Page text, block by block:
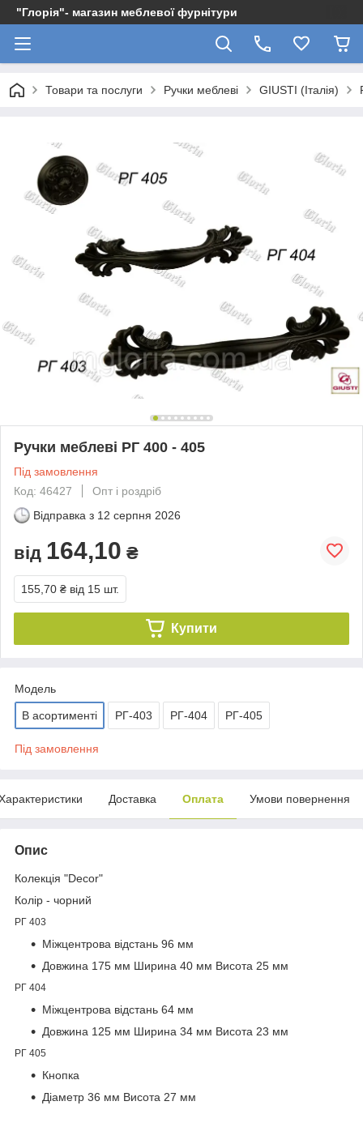
"Глорія"- магазин меблевої фурнітури
Товари та послуги Ручки меблеві GIUSTI (Італія)
Ручки меблеві РГ 400 - 405
Під замовлення
Код: 46427
Опт і роздріб
Відправка з 12 серпня 2026
від 164,10 ₴
155,70 ₴ від 15 шт.
Купити
Модель
В асортименті РГ-403 РГ-404 РГ-405
Під замовлення
Доставка Оплата Умови повернення
Опис
Колекція "Decor"
Колір - чорний
РГ 403
Міжцентрова відстань 96 мм
Довжина 175 мм Ширина 40 мм Висота 25 мм
РГ 404
Міжцентрова відстань 64 мм
Довжина 125 мм Ширина 34 мм Висота 23 мм
РГ 405
Кнопка
Діаметр 36 мм Висота 27 мм